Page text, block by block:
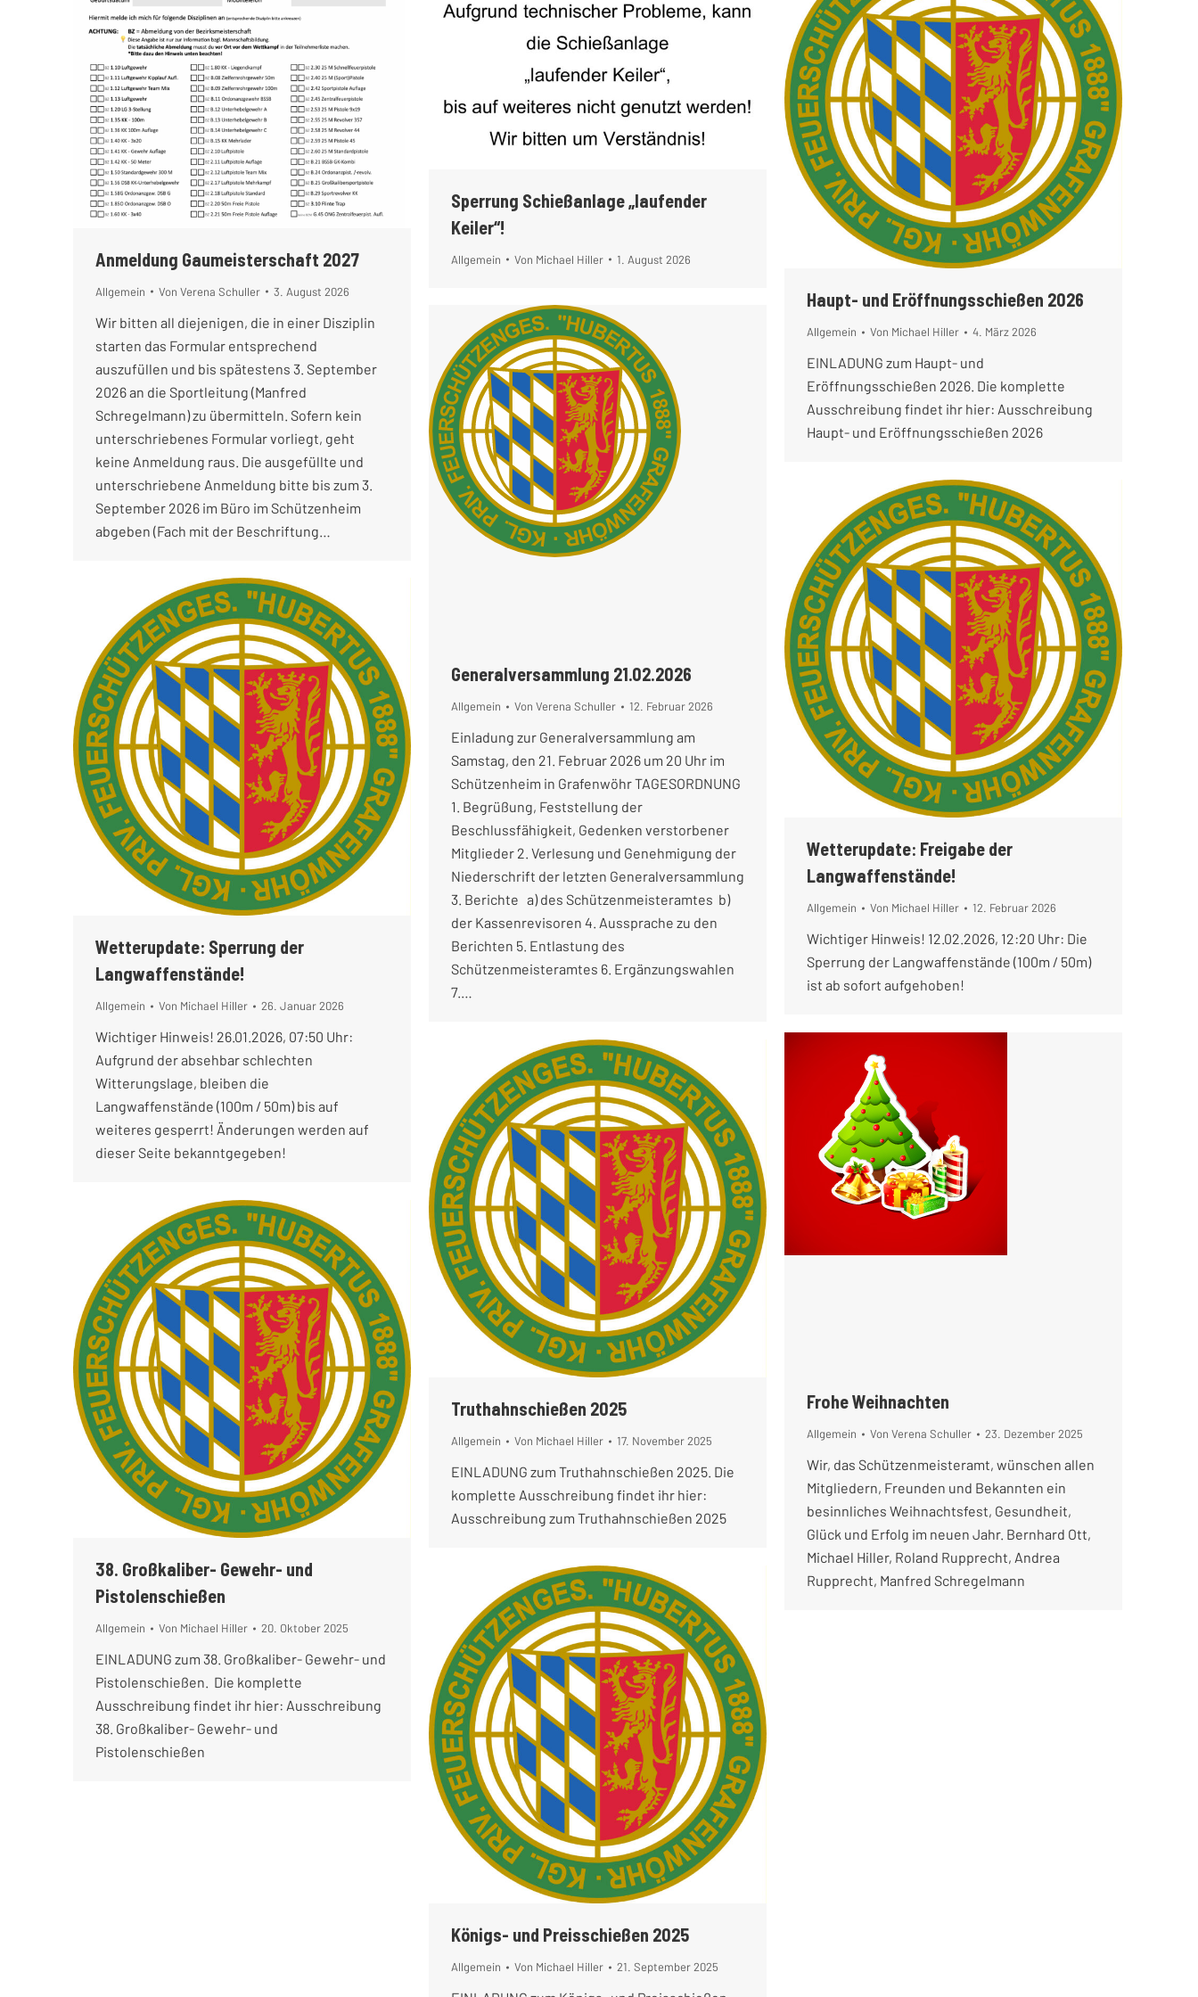
Anmeldung Gaumeisterschaft 2027
Allgemein Von Verena Schuller 3. August 2026
Wir bitten all diejenigen, die in einer Disziplin
starten das Formular entsprechend
auszufüllen und bis spätestens 3. September
2026 an die Sportleitung (Manfred
Schregelmann) zu übermitteln. Sofern kein
unterschriebenes Formular vorliegt, geht
keine Anmeldung raus. Die ausgefüllte und
unterschriebene Anmeldung bitte bis zum 3.
September 2026 im Büro im Schützenheim
abgeben (Fach mit der Beschriftung…
Sperrung Schießanlage „laufender
Keiler“!
Allgemein Von Michael Hiller 1. August 2026
Haupt- und Eröffnungsschießen 2026
Allgemein Von Michael Hiller 4. März 2026
EINLADUNG zum Haupt- und
Eröffnungsschießen 2026. Die komplette
Ausschreibung findet ihr hier: Ausschreibung
Haupt- und Eröffnungsschießen 2026
Generalversammlung 21.02.2026
Allgemein Von Verena Schuller 12. Februar 2026
Einladung zur Generalversammlung am
Samstag, den 21. Februar 2026 um 20 Uhr im
Schützenheim in Grafenwöhr TAGESORDNUNG
1. Begrüßung, Feststellung der
Beschlussfähigkeit, Gedenken verstorbener
Mitglieder 2. Verlesung und Genehmigung der
Niederschrift der letzten Generalversammlung
3. Berichte a) des Schützenmeisteramtes b)
der Kassenrevisoren 4. Aussprache zu den
Berichten 5. Entlastung des
Schützenmeisteramtes 6. Ergänzungswahlen
7.…
Wetterupdate: Freigabe der
Langwaffenstände!
Allgemein Von Michael Hiller 12. Februar 2026
Wichtiger Hinweis! 12.02.2026, 12:20 Uhr: Die
Sperrung der Langwaffenstände (100m / 50m)
ist ab sofort aufgehoben!
Wetterupdate: Sperrung der
Langwaffenstände!
Allgemein Von Michael Hiller 26. Januar 2026
Wichtiger Hinweis! 26.01.2026, 07:50 Uhr:
Aufgrund der absehbar schlechten
Witterungslage, bleiben die
Langwaffenstände (100m / 50m) bis auf
weiteres gesperrt! Änderungen werden auf
dieser Seite bekanntgegeben!
Frohe Weihnachten
Allgemein Von Verena Schuller 23. Dezember 2025
Wir, das Schützenmeisteramt, wünschen allen
Mitgliedern, Freunden und Bekannten ein
besinnliches Weihnachtsfest, Gesundheit,
Glück und Erfolg im neuen Jahr. Bernhard Ott,
Michael Hiller, Roland Rupprecht, Andrea
Rupprecht, Manfred Schregelmann
Truthahnschießen 2025
Allgemein Von Michael Hiller 17. November 2025
EINLADUNG zum Truthahnschießen 2025. Die
komplette Ausschreibung findet ihr hier:
Ausschreibung zum Truthahnschießen 2025
38. Großkaliber- Gewehr- und
Pistolenschießen
Allgemein Von Michael Hiller 20. Oktober 2025
EINLADUNG zum 38. Großkaliber- Gewehr- und
Pistolenschießen. Die komplette
Ausschreibung findet ihr hier: Ausschreibung
38. Großkaliber- Gewehr- und
Pistolenschießen
Königs- und Preisschießen 2025
Allgemein Von Michael Hiller 21. September 2025